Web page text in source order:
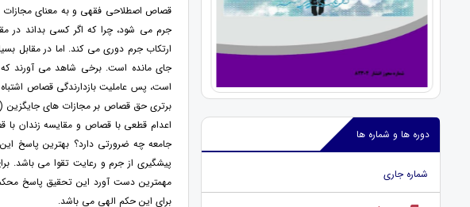
دوره ها و شماره ها
شماره جاری
قصاص اصطلاحی فقهی و به معنای مجازات
جرم می شود، چرا که اگر کسی بداند در
ارتکاب جرم دوری می کند. اما در مقابل
جای مانده است. برخی شاهد می آورند که
است، پس عاملیت بازدارندگی قصاص
برتری حق قصاص بر مجازات های جایگزین
اعدام قطعی با قصاص و مقایسه زندان
جامعه چه ضرورتی دارد؟ بهترین پاسخ
پیشگیری از جرم و رعایت تقوا می
مهمترین دست آورد این تحقیق پاسخ
برای این حکم الهی می باشد.